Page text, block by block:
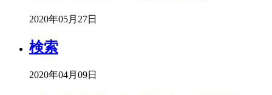
2020年05月27日
検索
2020年04月09日